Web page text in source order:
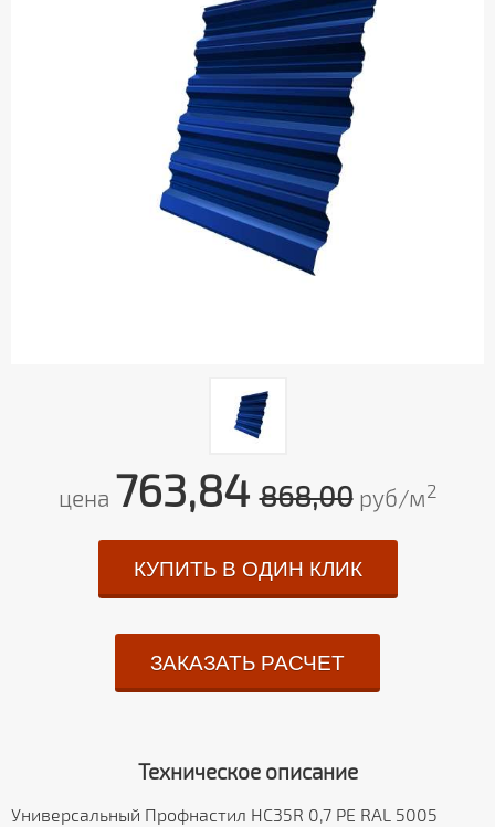
цена 763,84868,00руб/м2
КУПИТЬ В ОДИН КЛИК
ЗАКАЗАТЬ РАСЧЕТ
Техническое описание
Универсальный Профнастил HC35R 0,7 PE RAL 5005